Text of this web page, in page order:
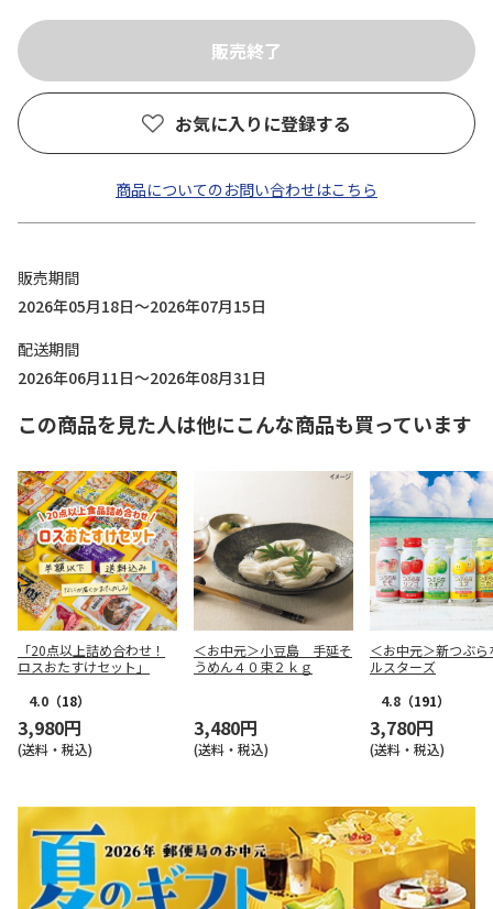
お気に入りに登録する
商品についてのお問い合わせはこちら
販売期間
2026年05月18日～2026年07月15日
配送期間
2026年06月11日～2026年08月31日
この商品を見た人は他にこんな商品も買っています
「20点以上詰め合わせ！
ロスおたすけセット」
4.0 （18）
3,980円
(送料・税込)
＜お中元＞小豆島 手延そ
うめん４０束２ｋｇ
3,480円
(送料・税込)
＜お中元＞新つぶら
ルスターズ
4.8 （191）
3,780円
(送料・税込)